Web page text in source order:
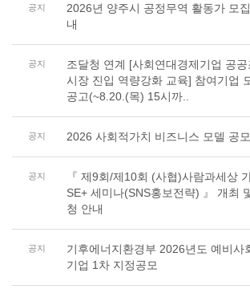
공지
2026년 양주시 공정무역 활동가 모
내
공지
조달청 연계 [사회연대경제기업 공공
시장 진입 역량강화 교육] 참여기업
공고(~8.20.(목) 15시까..
공지 2026 사회적가치 비즈니스 모델 공
공지
『 제9회/제10회 (사협)사람과세상
SE+ 세미나(SNS홍보전략) 』 개최
청 안내
공지
기후에너지환경부 2026년도 예비사
기업 1차 지정공모